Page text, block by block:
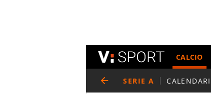
CALCIO
SERIE A